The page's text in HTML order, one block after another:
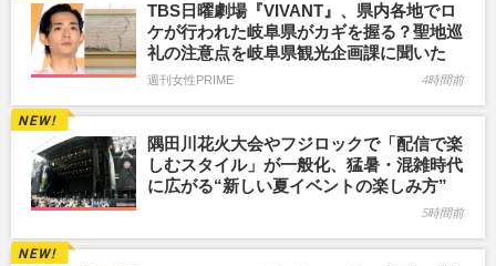
TBS日曜劇場『VIVANT』、県内各地でロ
ケが行われた岐阜県がカギを握る？聖地巡
礼の注意点を岐阜県観光企画課に聞いた
週刊女性PRIME 4時間前
隅田川花火大会やフジロックで「配信で楽
しむスタイル」が一般化、猛暑・混雑時代
に広がる“新しい夏イベントの楽しみ方”
5時間前